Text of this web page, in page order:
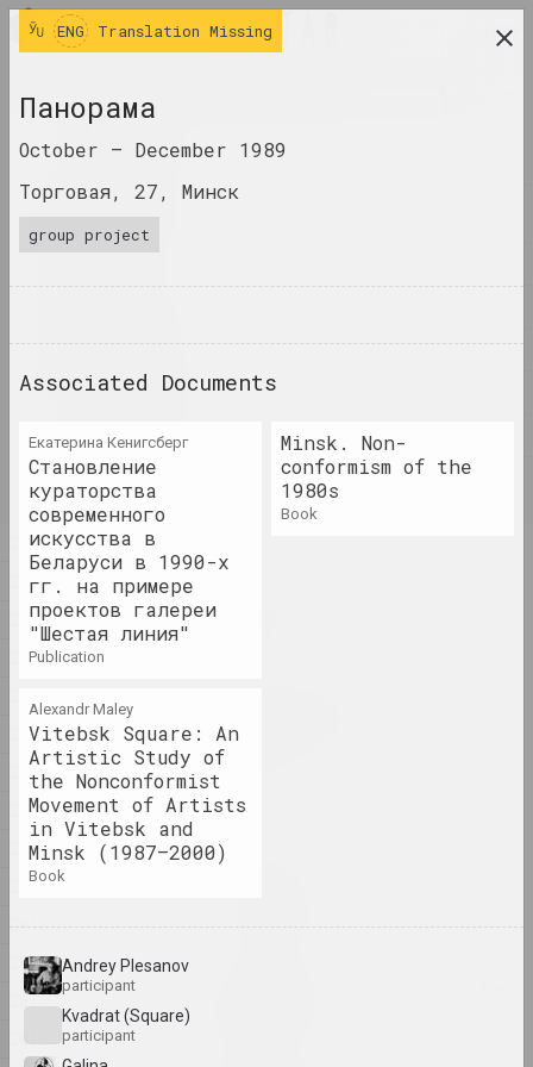
art
JOURNAL
INDEX
EVENTS
ARTWORKS
DOCUMENTS
INFO
ENG
2025
2024
2023
2022
2020
2019
2018
2017
2016
2015
2014
2013
2025
Center of Contemporary Art "KAIROS", А-100
A place where art lives
moon she saw...
2025. solo show
Family as a Choice
2025. group project
2025. group project
ENG Translation Missing
Панорама
October – December 1989
Торговая, 27, Минск
group project
Associated Documents
Екатерина Кенигсберг
Становление
кураторства
современного
искусства в
Беларуси в 1990-х
гг. на примере
проектов галереи
"Шестая линия"
publication
Minsk. Non-
conformism of the
1980s
book
Alexandr Maley
Vitebsk Square: An
Artistic Study of
the Nonconformist
Movement of Artists
in Vitebsk and
Minsk (1987–2000)
book
Andrey Plesanov
participant
Kvadrat (Square)
participant